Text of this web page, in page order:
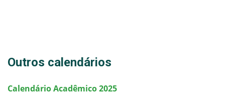
Documentos Úteis
Assistência Estudantil
Outros calendários
Calendário Acadêmico 2025